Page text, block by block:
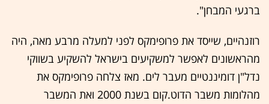
ברגעי המבחן".
רוזנהיים, שייסד את פרופימקס לפני למעלה מרבע מאה, היה
מהראשונים לאפשר למשקיעים בישראל להשקיע בשווקי
נדל"ן דומיננטיים מעבר לים. מאז צלחה פרופימקס את
מהלומות משבר הדוט.קום בשנת 2000 ואת המשבר